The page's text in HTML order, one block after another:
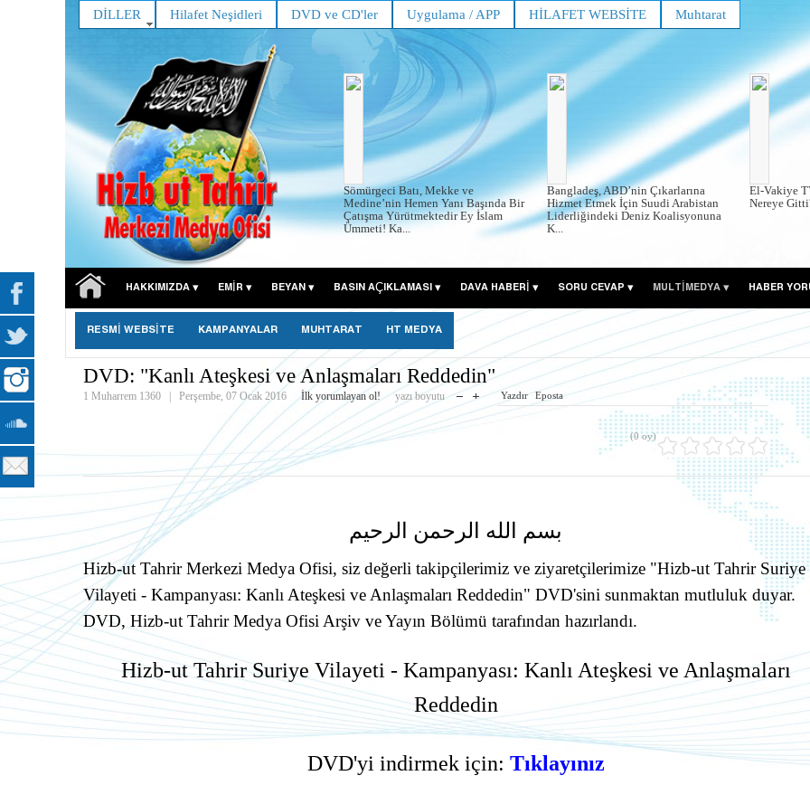
DİLLER Hilafet Neşidleri DVD ve CD'ler Uygulama / APP HİLAFET WEBSİTE Muhtarat
Sömürgeci Batı, Mekke ve
Medine’nin Hemen Yanı Başında Bir
Çatışma Yürütmektedir Ey İslam
Ümmeti! Ka...
Bangladeş, ABD’nin Çıkarlarına
Hizmet Etmek İçin Suudi Arabistan
Liderliğindeki Deniz Koalisyonuna
K...
El-Vakiye
Nereye
HAKKIMIZDA EMIR BEYAN BASIN AÇIKLAMASI DAVA HABERİ SORU CEVAP MULTİMEDYA HABER
RESMİ WEBSİTE KAMPANYALAR MUHTARAT HT MEDYA
DVD: "Kanlı Ateşkesi ve Anlaşmaları Reddedin"
1 Muharrem 1360 Perşembe, 07 Ocak 2016 İlk yorumlayan ol! yazı boyutu Yazdır Eposta
(0 oy)
بسم الله الرحمن الرحيم
Hizb-ut Tahrir Merkezi Medya Ofisi, siz değerli takipçilerimiz ve ziyaretçilerimize "Hizb-ut Tahrir Suriye
Vilayeti - Kampanyası: Kanlı Ateşkesi ve Anlaşmaları Reddedin" DVD'sini sunmaktan mutluluk duyar.
DVD, Hizb-ut Tahrir Medya Ofisi Arşiv ve Yayın Bölümü tarafından hazırlandı.
Hizb-ut Tahrir Suriye Vilayeti - Kampanyası: Kanlı Ateşkesi ve Anlaşmaları
Reddedin
DVD'yi indirmek için: Tıklayınız